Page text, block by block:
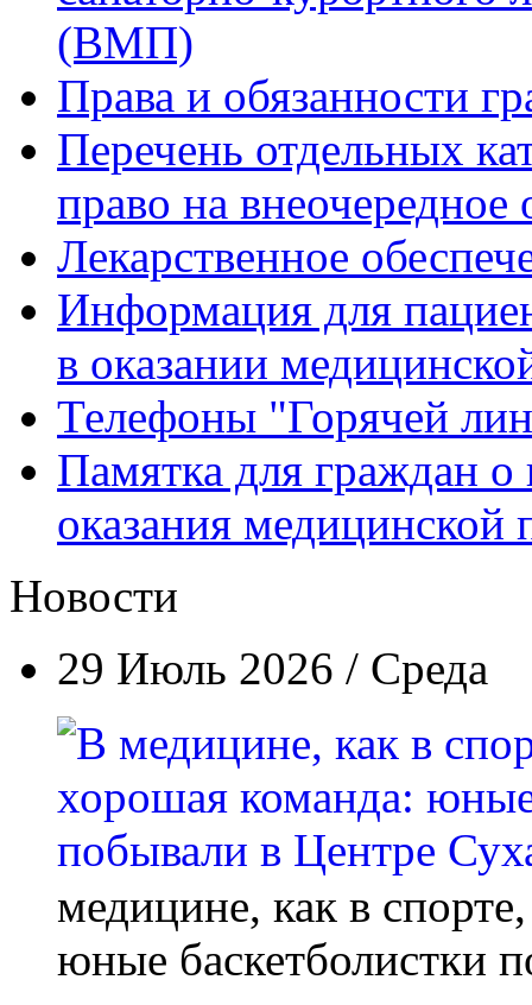
(ВМП)
Права и обязанности
Перечень отдельных
право на
Лекарственное
Информация для
в оказании
Телефоны "Горячей
Памятка для граждан о
оказания
Новости
29 Июль 2026 / Среда
медицине, как в
юные баскетболистки